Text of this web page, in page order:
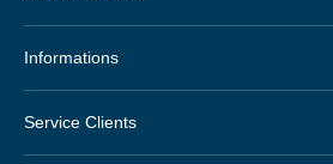
Informations
Service Clients